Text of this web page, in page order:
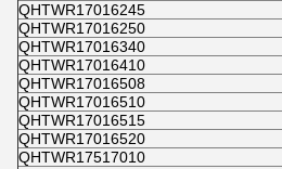
QHTWR17016245
QHTWR17016250
QHTWR17016340
QHTWR17016410
QHTWR17016508
QHTWR17016510
QHTWR17016515
QHTWR17016520
QHTWR17517010